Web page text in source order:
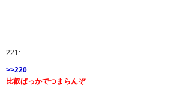
221:
>>220
比叡ばっかでつまらんぞ